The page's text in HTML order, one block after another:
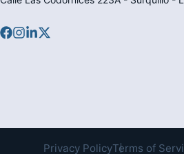
Privacy PolicyTerms of